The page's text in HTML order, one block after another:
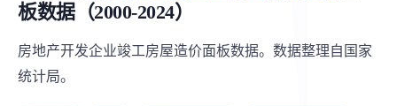
板数据（2000-2024）
房地产开发企业竣工房屋造价面板数据。数据整理自国家
统计局。